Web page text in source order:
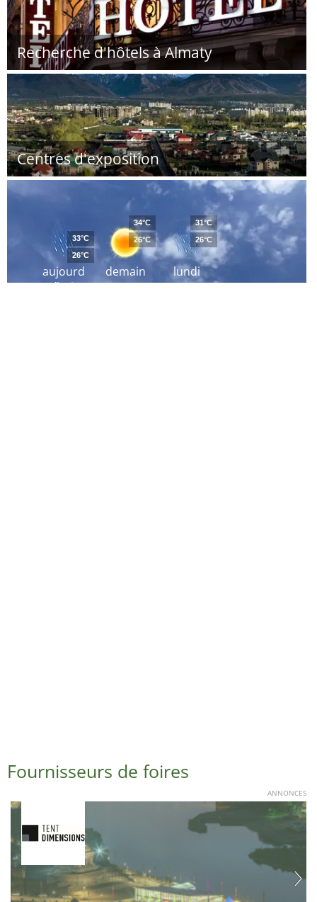
Recherche d'hôtels à Almaty
Centres d'exposition
aujourd
´hui
33°C
26°C
demain
34°C
26°C
lundi
31°C
26°C
Fournisseurs de foires
ANNONCES